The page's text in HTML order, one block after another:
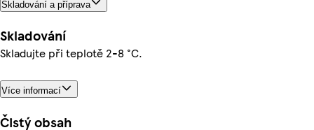
Skladování a příprava
Skladování
Skladujte při teplotě 2-8 °C.
Více informací
Čistý obsah